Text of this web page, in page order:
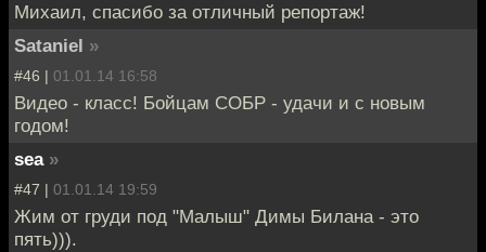
Михаил, спасибо за отличный репортаж!
Sataniel »
#46 | 01.01.14 16:58
Видео - класс! Бойцам СОБР - удачи и с новым
годом!
sea »
#47 | 01.01.14 19:59
Жим от груди под "Малыш" Димы Билана - это
пять))).